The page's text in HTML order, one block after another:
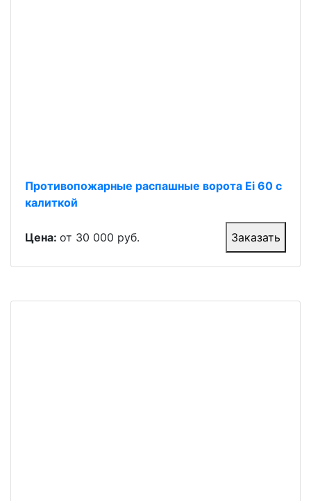
Противопожарные распашные ворота Ei 60 с
калиткой
Цена: от 30 000 руб. Заказать